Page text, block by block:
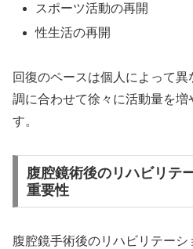
スポーツ活動の再開
性生活の再開
回復のペースは個人によって
調に合わせて徐々に活動量を
す。
腹腔鏡術後のリハビリテ
重要性
腹腔鏡手術後のリハビリテー